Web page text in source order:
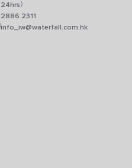
24hrs）
2886 2311
info_iw@waterfall.com.hk